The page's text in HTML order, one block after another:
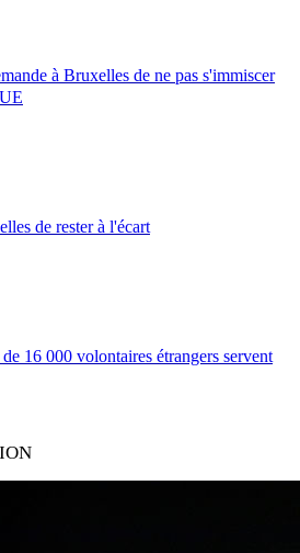
à Bruxelles de ne pas s'immiscer
de rester à l'écart
16 000 volontaires étrangers servent